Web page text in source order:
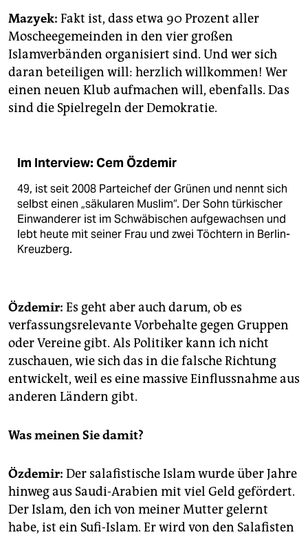
Mazyek: Fakt ist, dass etwa 90 Prozent aller
Moscheegemeinden in den vier großen
Islamverbänden organisiert sind. Und wer sich
daran beteiligen will: herzlich willkommen! Wer
einen neuen Klub aufmachen will, ebenfalls. Das
sind die Spielregeln der Demokratie.
Im Interview: Cem Özdemir
49, ist seit 2008 Parteichef der Grünen und nennt sich
selbst einen „säkularen Muslim“. Der Sohn türkischer
Einwanderer ist im Schwäbischen aufgewachsen und
lebt heute mit seiner Frau und zwei Töchtern in Berlin-
Kreuzberg.
Özdemir: Es geht aber auch darum, ob es
verfassungsrelevante Vorbehalte gegen Gruppen
oder Vereine gibt. Als Politiker kann ich nicht
zuschauen, wie sich das in die falsche Richtung
entwickelt, weil es eine massive Einflussnahme aus
anderen Ländern gibt.
Was meinen Sie damit?
Özdemir: Der salafistische Islam wurde über Jahre
hinweg aus Saudi-Arabien mit viel Geld gefördert.
Der Islam, den ich von meiner Mutter gelernt
habe, ist ein Sufi-Islam. Er wird von den Salafisten